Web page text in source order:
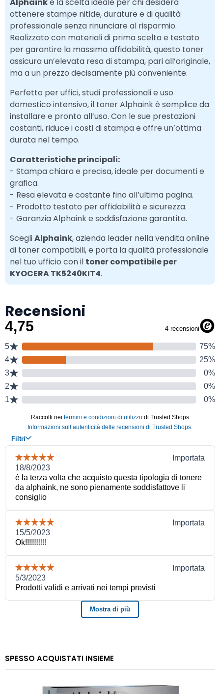
ottenere stampe nitide, durature e di qualità
professionale senza rinunciare al risparmio.
Realizzato con materiali di prima scelta e testato
per garantire la massima affidabilità, questo toner
assicura un’elevata resa di stampa, pari all’originale,
ma a un prezzo decisamente più conveniente.
Perfetto per uffici, studi professionali e uso
domestico intensivo, il toner Alphaink è semplice da
installare e pronto all’uso. Con le sue prestazioni
costanti, riduce i costi di stampa e offre un’ottima
durata nel tempo.
Caratteristiche principali:
- Stampa chiara e precisa, ideale per documenti e
grafica.
- Resa elevata e costante fino all’ultima pagina.
- Prodotto testato per affidabilità e sicurezza.
- Garanzia Alphaink e soddisfazione garantita.
ScegliAlphaink, azienda leader nella vendita online
di toner compatibili, e porta la qualità professionale
nel tuo ufficio con il toner compatibile per
KYOCERA TK5240KIT4.
Recensioni
SPESSO ACQUISTATI INSIEME